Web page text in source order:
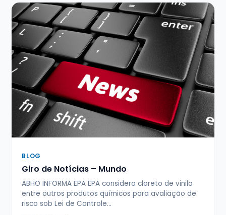
BLOG
Giro de Notícias – Mundo
ABHO INFORMA EPA EPA considera cloreto de vinila
entre outros produtos químicos para avaliação de
risco sob Lei de Controle…